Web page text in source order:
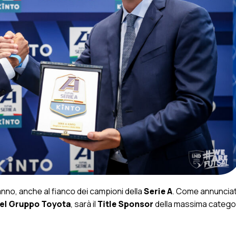
anche al fianco dei campioni dellaSerie A. Come
Gruppo Toyota, sarà il Title Sponsordella massima